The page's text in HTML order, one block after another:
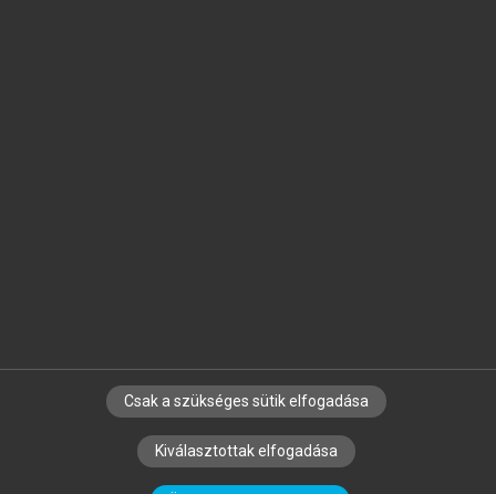
SZERZŐKNEK CÉGEKNEK KÖNYVTÁROSOKNAK
SZERKESZTÉSI ÉS LEKTORÁLÁSI ALAPELVEK
Csak a szükséges sütik elfogadása
Kiválasztottak elfogadása